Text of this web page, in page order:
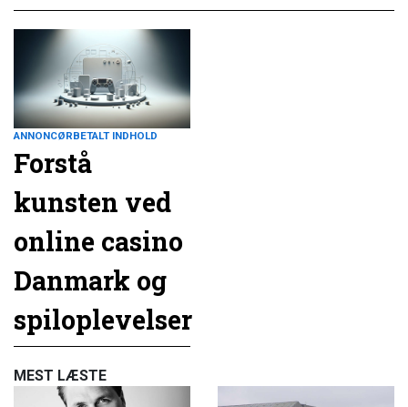
ANNONCØRBETALT INDHOLD
Forstå
kunsten ved
online casino
Danmark og
spiloplevelser
MEST LÆSTE